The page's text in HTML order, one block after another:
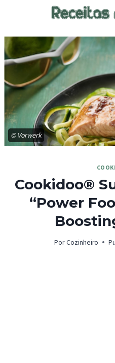
© Vorwerk
Cookidoo®
“Power
Por Cozinheiro